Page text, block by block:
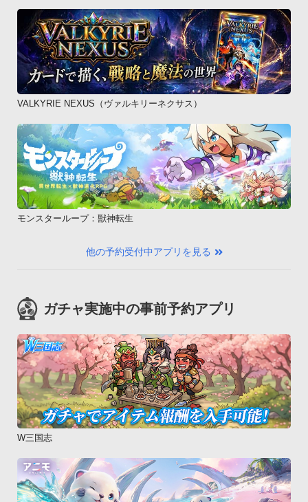
VALKYRIE NEXUS（ヴァルキリーネクサス）
モンスターループ：獣神転生
他の予約受付中アプリを見る
ガチャ実施中の事前予約アプリ
W三国志